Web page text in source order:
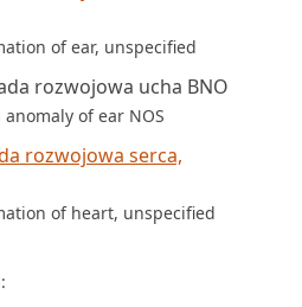
of ear, unspecified
rozwojowa ucha BNO
of ear NOS
rozwojowa serca,
of heart, unspecified